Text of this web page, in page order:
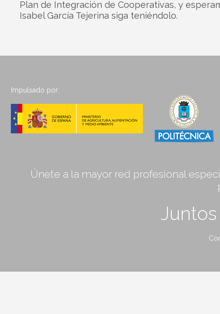
Plan de Integración de Cooperativas, y
Isabel García Tejerina siga teniéndolo.
Impulsado por:
Únete a la mayor red profesional